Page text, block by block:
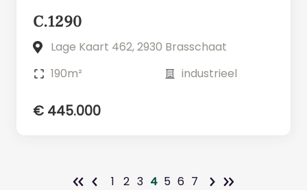
C.1290
Lage Kaart 462, 2930 Brasschaat
190m²
industrieel
€ 445.000
1 2 3 4 5 6 7